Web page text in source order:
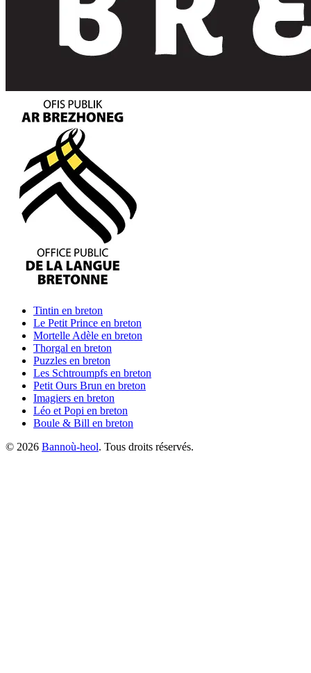
Tintin en breton
Le Petit Prince en breton
Mortelle Adèle en breton
Thorgal en breton
Puzzles en breton
Les Schtroumpfs en breton
Petit Ours Brun en breton
Imagiers en breton
Léo et Popi en breton
Boule & Bill en breton
© 2026 Bannoù-heol. Tous droits réservés.